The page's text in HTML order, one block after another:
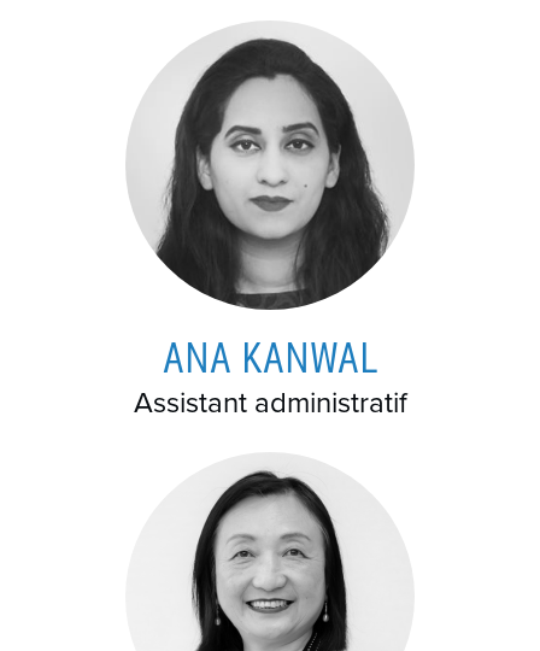
ANA KANWAL
Assistant administratif